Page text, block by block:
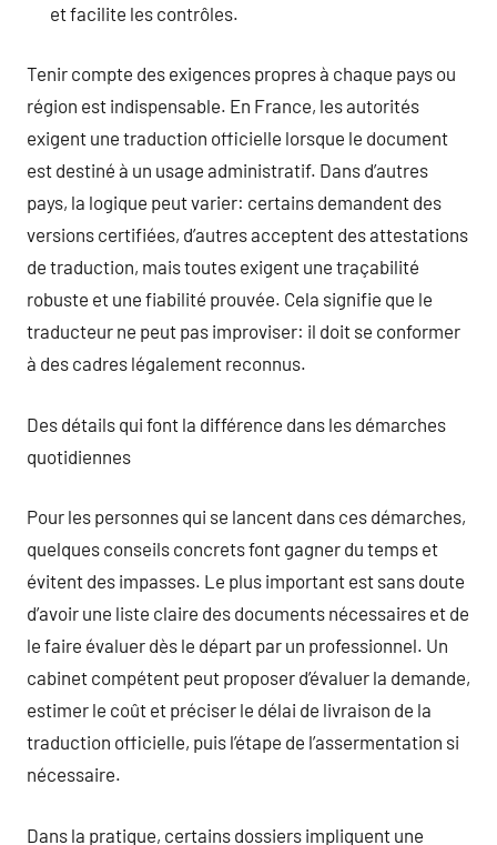
et facilite les contrôles.
Tenir compte des exigences propres à chaque pays ou
région est indispensable. En France, les autorités
exigent une traduction officielle lorsque le document
est destiné à un usage administratif. Dans d’autres
pays, la logique peut varier: certains demandent des
versions certifiées, d’autres acceptent des attestations
de traduction, mais toutes exigent une traçabilité
robuste et une fiabilité prouvée. Cela signifie que le
traducteur ne peut pas improviser: il doit se conformer
à des cadres légalement reconnus.
Des détails qui font la différence dans les démarches
quotidiennes
Pour les personnes qui se lancent dans ces démarches,
quelques conseils concrets font gagner du temps et
évitent des impasses. Le plus important est sans doute
d’avoir une liste claire des documents nécessaires et de
le faire évaluer dès le départ par un professionnel. Un
cabinet compétent peut proposer d’évaluer la demande,
estimer le coût et préciser le délai de livraison de la
traduction officielle, puis l’étape de l’assermentation si
nécessaire.
Dans la pratique, certains dossiers impliquent une